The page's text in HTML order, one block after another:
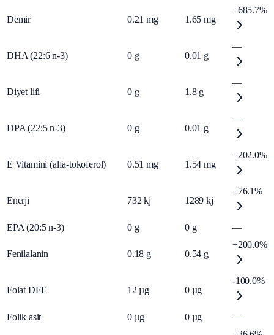
Demir 0.21 mg 1.65 mg
+685.7%
DHA (22:6 n-3) 0 g 0.01 g
—
Diyet lifi 0 g 1.8 g
—
DPA (22:5 n-3) 0 g 0.01 g
—
E Vitamini (alfa-tokoferol) 0.51 mg 1.54 mg
+202.0%
Enerji 732 kj 1289 kj
+76.1%
EPA (20:5 n-3) 0 g 0 g —
Fenilalanin 0.18 g 0.54 g
+200.0%
Folat DFE 12 µg 0 µg
-100.0%
Folik asit 0 µg 0 µg —